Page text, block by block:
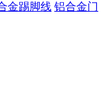
金踢脚线 铝合金门